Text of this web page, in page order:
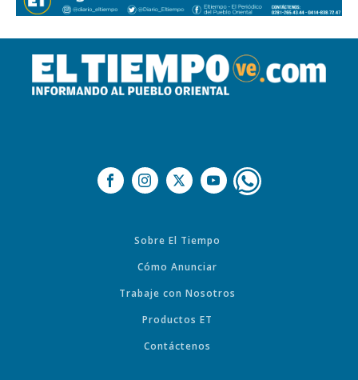
Sobre El Tiempo
Cómo Anunciar
Trabaje con Nosotros
Productos ET
Contáctenos